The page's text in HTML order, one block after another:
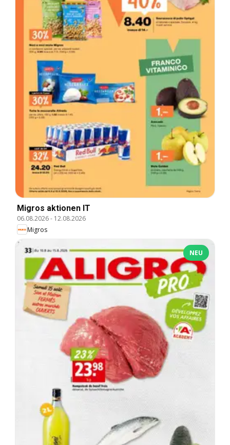
Migros aktionen IT
06.08.2026- 12.08.2026
Migros
NEU